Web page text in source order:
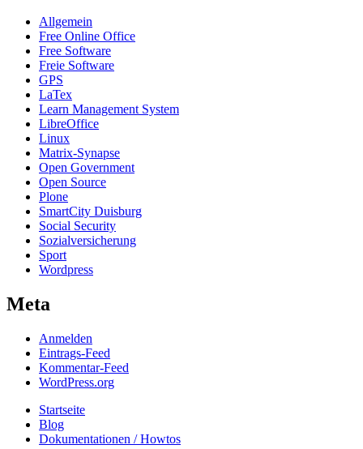
Allgemein
Free Online Office
Free Software
Freie Software
GPS
LaTex
Learn Management System
LibreOffice
Linux
Matrix-Synapse
Open Government
Open Source
Plone
SmartCity Duisburg
Social Security
Sozialversicherung
Sport
Wordpress
Meta
Anmelden
Eintrags-Feed
Kommentar-Feed
WordPress.org
Startseite
Blog
Dokumentationen / Howtos